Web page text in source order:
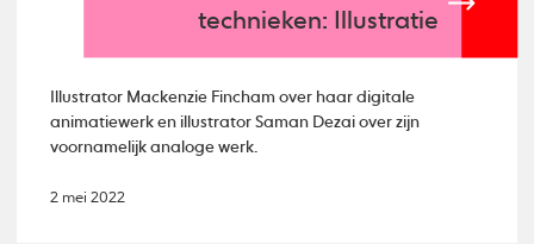
technieken: Illustratie
Illustrator Mackenzie Fincham over haar digitale
animatiewerk en illustrator Saman Dezai over zijn
voornamelijk analoge werk.
2 mei 2022